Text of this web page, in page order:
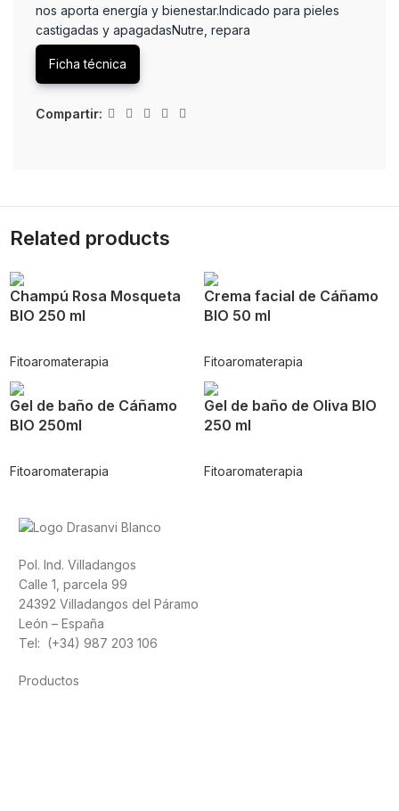
nos aporta energía y bienestar.Indicado para pieles
castigadas y apagadasNutre, repara
Ficha técnica
Compartir:
Related products
Champú Rosa Mosqueta
BIO 250 ml
Fitoaromaterapia
Crema facial de Cáñamo
BIO 50 ml
Fitoaromaterapia
Gel de baño de Cáñamo
BIO 250ml
Fitoaromaterapia
Gel de baño de Oliva BIO
250 ml
Fitoaromaterapia
Pol. Ind. Villadangos
Calle 1, parcela 99
24392 Villadangos del Páramo
León – España
Tel: (+34) 987 203 106
Productos